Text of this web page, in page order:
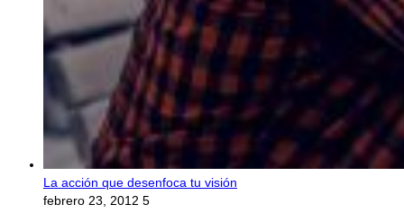
La acción que desenfoca tu visión
febrero 23, 2012 5